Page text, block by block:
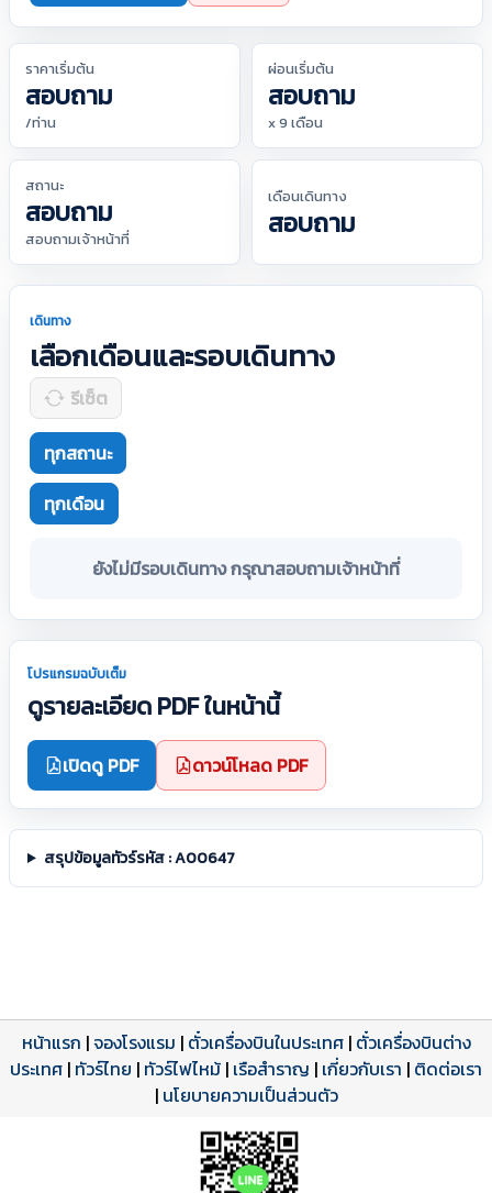
ราคาเริ่มต้น
สอบถาม
/ท่าน
ผ่อนเริ่มต้น
สอบถาม
x 9 เดือน
สถานะ
สอบถาม
สอบถามเจ้าหน้าที่
เดือนเดินทาง
สอบถาม
เดินทาง
เลือกเดือนและรอบเดินทาง
รีเซ็ต
ทุกสถานะ
ทุกเดือน
ยังไม่มีรอบเดินทาง กรุณาสอบถามเจ้าหน้าที่
โปรแกรมฉบับเต็ม
ดูรายละเอียด PDF ในหน้านี้
เปิดดู PDF ดาวน์โหลด PDF
สรุปข้อมูลทัวร์รหัส : A00647
โปรแกรมทัวร์
ดาวน์โหลด PDF
รีวิวลูกค้าจริง
รีวิวจาก eTravelWay
เปิดหน้าเต็ม
ใบอนุญาตนำเที่ยว
เลขที่ 11/11450
เปิดหน้าเต็ม
หน้าแรก |จองโรงแรม | ตั๋วเครื่องบินในประเทศ| ตั๋วเครื่องบินต่าง
ประเทศ | ทัวร์ไทย | ทัวร์ไฟไหม้ | เรือสำราญ | เกี่ยวกับเรา | ติดต่อเรา
| นโยบายความเป็นส่วนตัว